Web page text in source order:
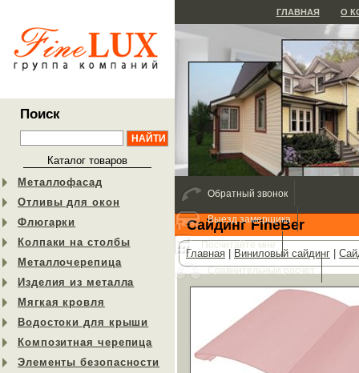
Поиск
Каталог товаров
Металлофасад
Отливы для окон
Флюгарки
Колпаки на столбы
Металлочерепица
Изделия из металла
Мягкая кровля
Водостоки для крыши
Композитная черепица
Элементы безопасности
ГЛАВНАЯ О
Сайдинг FineBer
Главная Виниловый сайдинг
Обратный звонок
Выезд замерщика
Посчитайте мне
Сравнительный расчет